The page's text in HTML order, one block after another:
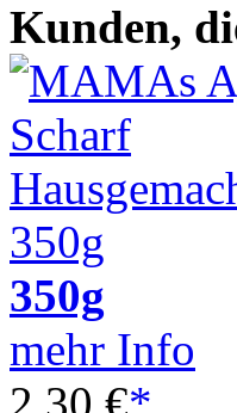
Kunden,
350g
mehr Info